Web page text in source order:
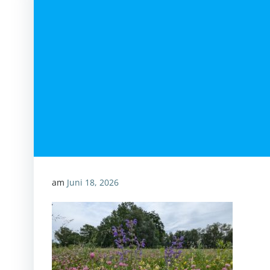
am Juni 18, 2026